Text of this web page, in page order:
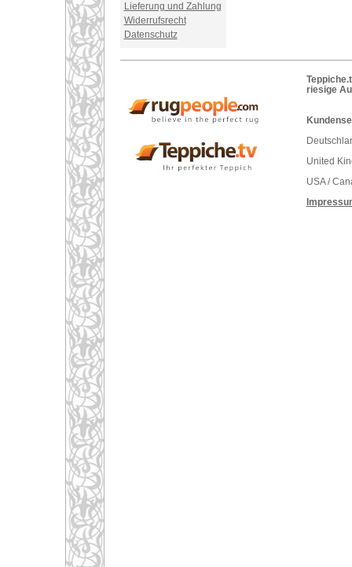
Lieferung und Zahlung
Widerrufsrecht
Datenschutz
riesige
United
USA /